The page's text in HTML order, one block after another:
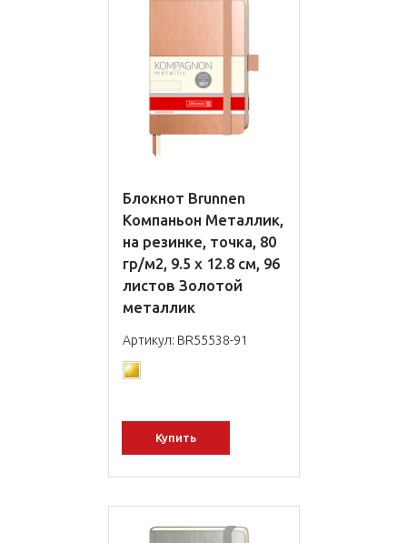
Блокнот Brunnen
Компаньон Металлик,
на резинке, точка, 80
гр/м2, 9.5 х 12.8 см, 96
листов Золотой
металлик
Артикул: BR55538-91
Купить